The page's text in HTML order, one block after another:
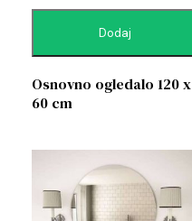
Dodaj
Osnovno ogledalo 120 x
60 cm